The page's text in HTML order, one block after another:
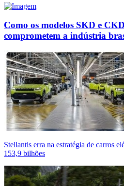
Como os modelos SKD e
comprometem a indústria
Stellantis erra na estratégia de carros
153,9 bilhões